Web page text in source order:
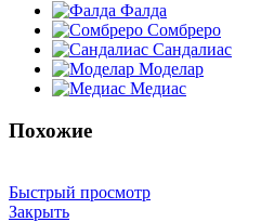
Фалда
Сомбреро
Сандалиас
Моделар
Медиас
Похожие
Быстрый просмотр
Закрыть